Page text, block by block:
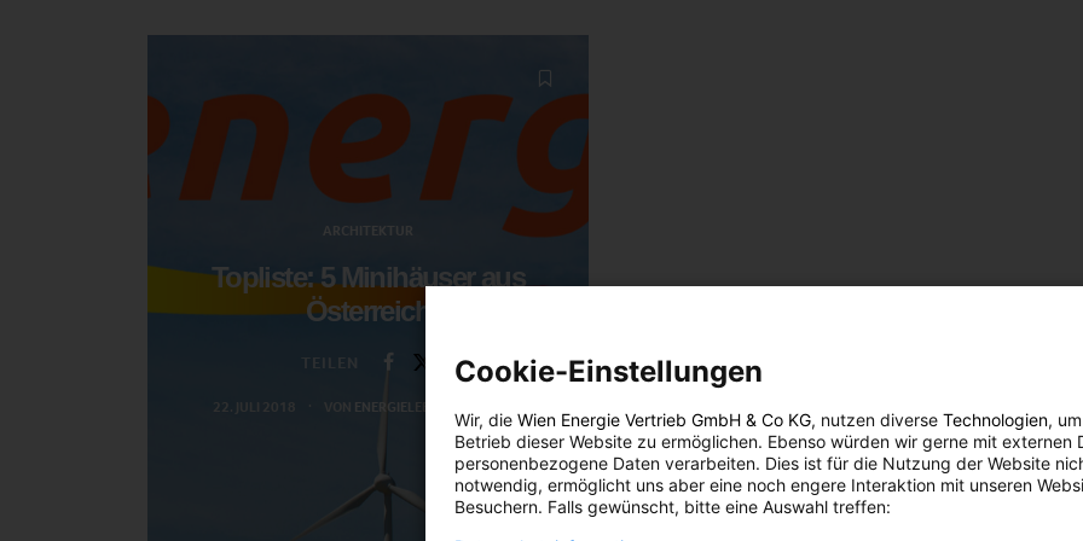
ARCHITEKTUR
Topliste: 5 Minihäuser aus
Österreich
22. JULI 2018 VON ENERGIELEBEN REDAKTION
Cookie-Einstellungen
Wir, die Wien Energie Vertrieb GmbH & Co KG, nutzen diverse Technologien,
Betrieb dieser Website zu ermöglichen. Ebenso würden wir gerne mit externen
personenbezogene Daten verarbeiten. Dies ist für die Nutzung der Website
notwendig, ermöglicht uns aber eine noch engere Interaktion mit unseren
Besuchern. Falls gewünscht, bitte eine Auswahl treffen: